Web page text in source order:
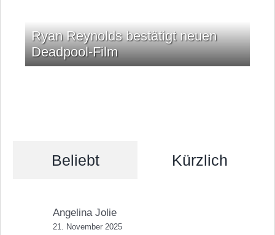
Ryan Reynolds bestätigt neuen
Deadpool-Film
Beliebt Kürzlich
Angelina Jolie
21. November 2025